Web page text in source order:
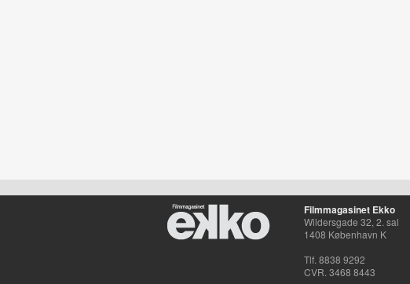
Filmmagasinet Ekko
Wildersgade 32, 2. sal
1408 København K
Tlf. 8838 9292
CVR. 3468 8443